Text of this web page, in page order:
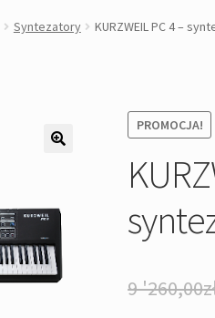
Syntezatory KURZWEIL PC 4 –
PROMOCJA!
9 '260,00